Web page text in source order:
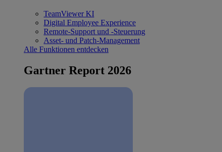
TeamViewer KI
Digital Employee Experience
Remote-Support und -Steuerung
Asset- und Patch-Management
Alle Funktionen entdecken
Gartner Report 2026